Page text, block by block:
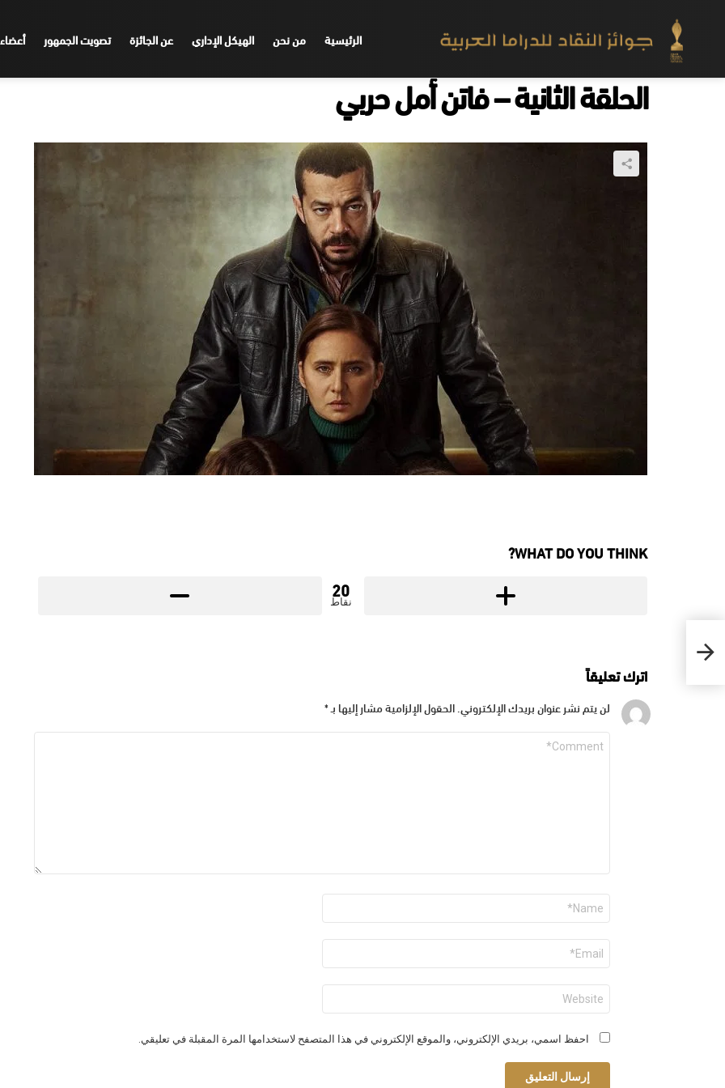
الرئيسية من نحن الهيكل الإداري عن الجائزة تصويت الجمهور
الحلقة الثانية – فاتن أمل حربي
WHAT DO YOU THINK?
20
نقاط
اترك تعليقاً
لن يتم نشر عنوان بريدك الإلكتروني. الحقول الإلزامية مشار إليها بـ *
التعليق
الاسم
البريد
الإلكتروني
*
الموقع
الإلكتروني
احفظ اسمي، بريدي الإلكتروني، والموقع الإلكتروني في هذا المتصفح لاستخدامها المرة المقبلة في تعليقي.